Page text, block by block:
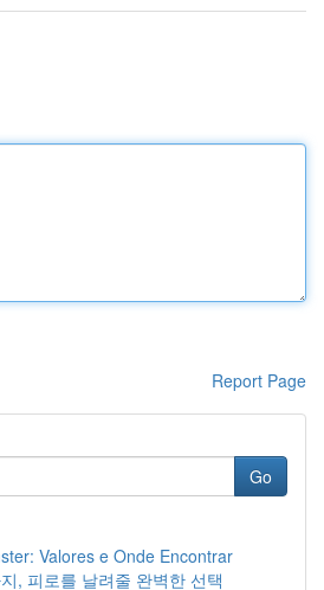
Report Page
Go
Valores e Onde Encontrar
, 피로를 날려줄 완벽한 선택